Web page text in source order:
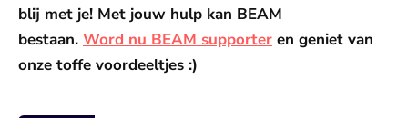
blij met je! Met jouw hulp kan BEAM
bestaan. Word nu BEAM supporter en geniet van
onze toffe voordeeltjes :)